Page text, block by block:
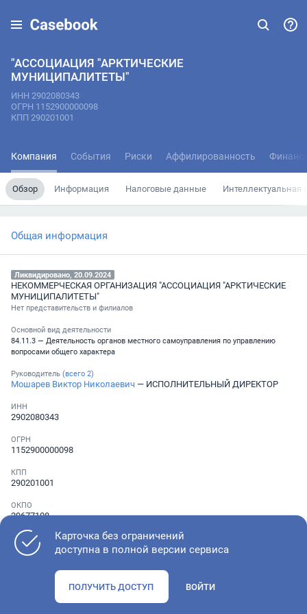
"АССОЦИАЦИЯ "АРКТИЧЕСКИЕ
МУНИЦИПАЛИТЕТЫ"
ИНН 2902080343
ОГРН 1152900000098
КПП 290201001
Компания События Риски Аффилированность
Обзор Информация Налоговые данные Интеллектуальная
Общая информация
Ликвидировано, 20.09.2024
НЕКОММЕРЧЕСКАЯ ОРГАНИЗАЦИЯ "АССОЦИАЦИЯ "АРКТИЧЕСКИЕ
МУНИЦИПАЛИТЕТЫ"
Нет представительств и филиалов
Основной вид деятельности
84.11.3 — Деятельность органов местного самоуправления по управлению
вопросами общего характера
Руководитель (всего 2)
Мошарев Виктор Николаевич — ИСПОЛНИТЕЛЬНЫЙ ДИРЕКТОР
ИНН
2902080343
ОГРН
1152900000098
КПП
290201001
ОКПО
29677108
Телефон
Не указан
Как оценить состояние компании
Карточка без ограничений
доступна в полной версии сервиса
ПОЛУЧИТЬ ДОСТУП ВОЙТИ